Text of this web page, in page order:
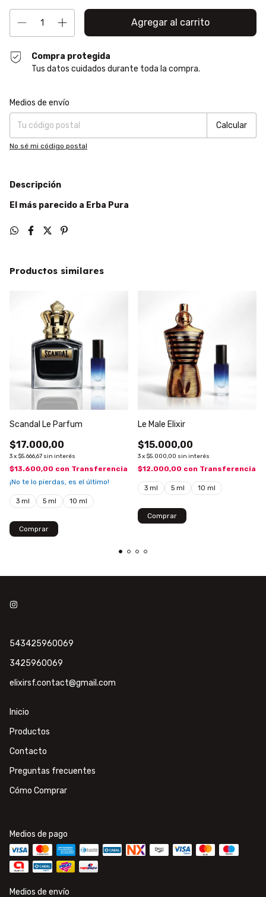
Compra protegida
Tus datos cuidados durante toda la compra.
Entregas para el CP:
Medios de envío
Calcular
No sé mi código postal
Descripción
El más parecido a Erba Pura
Productos similares
Scandal Le Parfum
$17.000,00
3x $5.666,67 sin interés
$13.600,00 con Transferencia
¡No te lo pierdas, es el último!
3 ml 5 ml 10 ml
Comprar
Le Male Elixir
$15.000,00
3x $5.000,00 sin interés
$12.000,00 con Transferencia
3 ml 5 ml 10 ml
Comprar
543425960069
3425960069
elixirsf.contact@gmail.com
Inicio
Productos
Contacto
Preguntas frecuentes
Cómo Comprar
Medios de pago
Medios de envío